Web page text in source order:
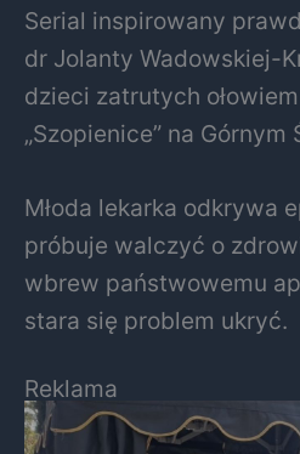
Serial inspirowany
dr Jolanty Wadowskiej-
dzieci zatrutych
„Szopienice” na Górnym
Młoda lekarka odkrywa
próbuje walczyć o
wbrew państwowemu
stara się problem ukryć.
Reklama